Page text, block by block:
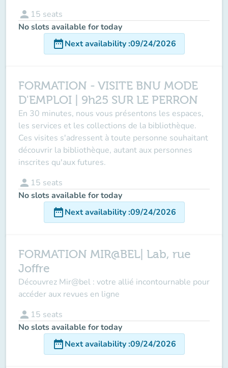
person 15 seats
No slots available for today
date_rangeNext availability:09/24/2026
FORMATION - VISITE BNU MODE
D'EMPLOI | 9h25 SUR LE PERRON
En 30 minutes, nous vous présentons les espaces,
les services et les collections de la bibliothèque.
Ces visites s'adressent à toute personne souhaitant
découvrir la bibliothèque, autant aux personnes
inscrites qu'aux futures.
person 15 seats
No slots available for today
date_rangeNext availability:09/24/2026
FORMATION MIR@BEL| Lab, rue
Joffre
Découvrez Mir@bel : votre allié incontournable pour
accéder aux revues en ligne
person 15 seats
No slots available for today
date_rangeNext availability:09/24/2026